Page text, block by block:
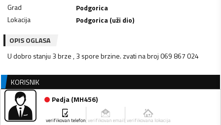
Grad
Podgorica
Lokacija
Podgorica (uži dio)
OPIS OGLASA
U dobro stanju 3 brze , 3 spore brzine. zvati na broj 069 867 024
KORISNIK
Pedja(MH456)
verifikovan telefon verifikovan email verifikovana lokacija